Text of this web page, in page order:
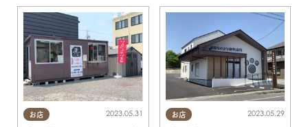
お店 2023.05.31 お店 2023.05.29